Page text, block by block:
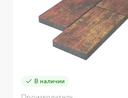
В наличии